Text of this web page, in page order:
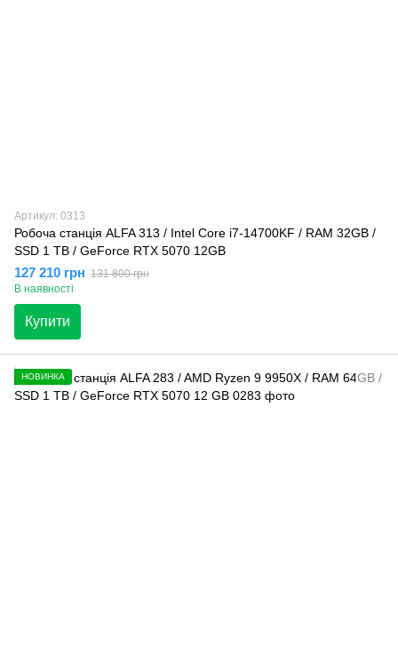
Артикул: 0313
Робоча станція ALFA 313 / Intel Core i7-14700KF / RAM 32GB /
SSD 1 TB / GeForce RTX 5070 12GB
127 210 грн 131 800 грн
В наявності
Купити
НОВИНКА